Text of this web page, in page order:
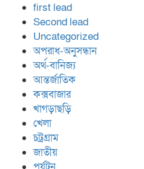
first lead
Second lead
Uncategorized
অপরাধ-অনুসন্ধান
অর্থ-বানিজ্য
আন্তর্জাতিক
কক্সবাজার
খাগড়াছড়ি
খেলা
চট্রগ্রাম
জাতীয়